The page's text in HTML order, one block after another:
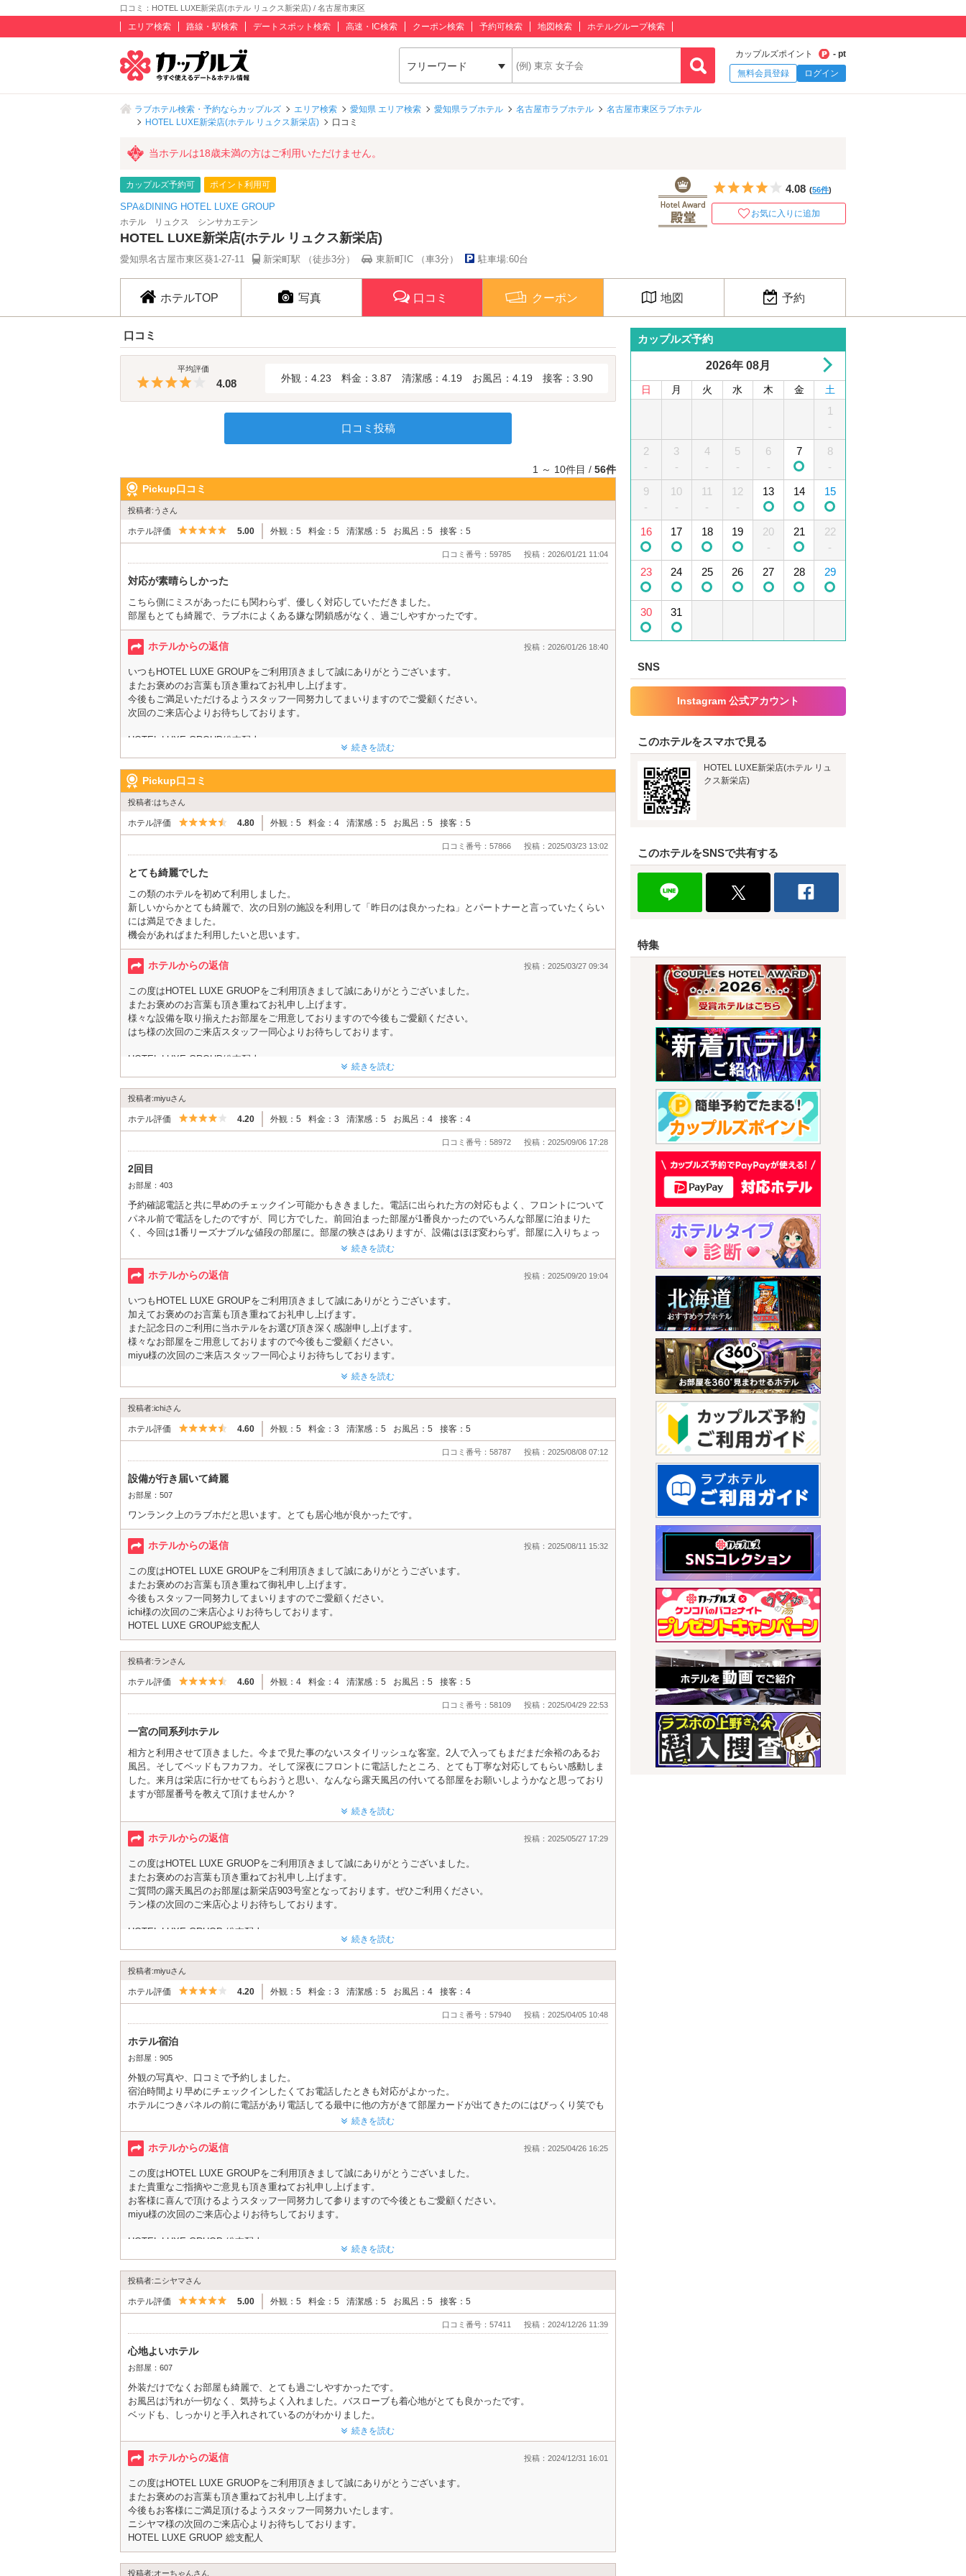
口コミ：HOTEL LUXE新栄店(ホテル リュクス新栄店) / 名古屋市東区
エリア検索 路線・駅検索 デートスポット検索 高速・IC検索 クーポン検索 予約可検索 地図検索 ホテルグループ検索
フリーワード
カップルズポイント
- pt
無料会員登録
ログイン
ラブホテル検索・予約ならカップルズ エリア検索 愛知県 エリア検索 愛知県ラブホテル 名古屋市ラブホテル
名古屋市東区ラブホテル
HOTEL LUXE新栄店(ホテル リュクス新栄店)
口コミ
当ホテルは18歳未満の方はご利用いただけません。
カップルズ予約可 ポイント利用可
SPA&DINING HOTEL LUXE GROUP
ホテル リュクス シンサカエテン
HOTEL LUXE新栄店(ホテル リュクス新栄店)
愛知県名古屋市東区葵1-27-11 新栄町駅 （徒歩3分） 東新町IC （車3分） 駐車場:60台
5つ星のうち4
4.08 (56件)
お気に入りに追加
ホテルTOP 写真 口コミ クーポン 地図 予約
口コミ
平均評価
5つ星のうち4
4.08 外観：4.23 料金：3.87 清潔感：4.19 お風呂：4.19 接客：3.90
口コミ投稿
1 ～ 10件目 / 56件
Pickup口コミ
投稿者:うさん
ホテル評価 5つ星のうち5
5.00 外観：5 料金：5 清潔感：5 お風呂：5 接客：5
口コミ番号：59785 投稿：2026/01/21 11:04
対応が素晴らしかった
こちら側にミスがあったにも関わらず、優しく対応していただきました。
部屋もとても綺麗で、ラブホによくある嫌な閉鎖感がなく、過ごしやすかったです。
ホテルからの返信 投稿：2026/01/26 18:40
いつもHOTEL LUXE GROUPをご利用頂きまして誠にありがとうございます。
またお褒めのお言葉も頂き重ねてお礼申し上げます。
今後もご満足いただけるようスタッフ一同努力してまいりますのでご愛顧ください。
次回のご来店心よりお待ちしております。
HOTEL LUXE GROUP総支配人
続きを読む
Pickup口コミ
投稿者:はちさん
ホテル評価 5つ星のうち4.5
4.80 外観：5 料金：4 清潔感：5 お風呂：5 接客：5
口コミ番号：57866 投稿：2025/03/23 13:02
とても綺麗でした
この類のホテルを初めて利用しました。
新しいからかとても綺麗で、次の日別の施設を利用して「昨日のは良かったね」とパートナーと言っていたくらい
には満足できました。
機会があればまた利用したいと思います。
ホテルからの返信 投稿：2025/03/27 09:34
この度はHOTEL LUXE GRUOPをご利用頂きまして誠にありがとうございました。
またお褒めのお言葉も頂き重ねてお礼申し上げます。
様々な設備を取り揃えたお部屋をご用意しておりますので今後もご愛顧ください。
はち様の次回のご来店スタッフ一同心よりお待ちしております。
HOTEL LUXE GROUP総支配人
続きを読む
投稿者:miyuさん
ホテル評価 5つ星のうち4
4.20 外観：5 料金：3 清潔感：5 お風呂：4 接客：4
口コミ番号：58972 投稿：2025/09/06 17:28
2回目
お部屋：403
予約確認電話と共に早めのチェックイン可能かもききました。電話に出られた方の対応もよく、フロントについて
パネル前で電話をしたのですが、同じ方でした。前回泊まった部屋が1番良かったのでいろんな部屋に泊まりた
く、今回は1番リーズナブルな値段の部屋に。部屋の狭さはありますが、設備はほぼ変わらず。部屋に入りちょっ
としたら電話がなるのですが、その音が大きくてびっくりしました。前回もびっくりしましたが。ちょうど彼氏と
400日記念日で利用出来て良かったです。次はまた違う値段の部屋に泊まりたいです。ありがとうございました。
続きを読む
ホテルからの返信 投稿：2025/09/20 19:04
いつもHOTEL LUXE GROUPをご利用頂きまして誠にありがとうございます。
加えてお褒めのお言葉も頂き重ねてお礼申し上げます。
また記念日のご利用に当ホテルをお選び頂き深く感謝申し上げます。
様々なお部屋をご用意しておりますので今後もご愛顧ください。
miyu様の次回のご来店スタッフ一同心よりお待ちしております。
続きを読む
投稿者:ichiさん
ホテル評価 5つ星のうち4.5
4.60 外観：5 料金：3 清潔感：5 お風呂：5 接客：5
口コミ番号：58787 投稿：2025/08/08 07:12
設備が行き届いて綺麗
お部屋：507
ワンランク上のラブホだと思います。とても居心地が良かったです。
ホテルからの返信 投稿：2025/08/11 15:32
この度はHOTEL LUXE GROUPをご利用頂きまして誠にありがとうございます。
またお褒めのお言葉も頂き重ねて御礼申し上げます。
今後もスタッフ一同努力してまいりますのでご愛顧ください。
ichi様の次回のご来店心よりお待ちしております。
HOTEL LUXE GROUP総支配人
投稿者:ランさん
ホテル評価 5つ星のうち4.5
4.60 外観：4 料金：4 清潔感：5 お風呂：5 接客：5
口コミ番号：58109 投稿：2025/04/29 22:53
一宮の同系列ホテル
相方と利用させて頂きました。今まで見た事のないスタイリッシュな客室。2人で入ってもまだまだ余裕のあるお
風呂。そしてベッドもフカフカ。そして深夜にフロントに電話したところ、とても丁寧な対応してもらい感動しま
した。来月は栄店に行かせてもらおうと思い、なんなら露天風呂の付いてる部屋をお願いしようかなと思っており
ますが部屋番号を教えて頂けませんか？
お掃除の方が大変そうなので、バチャバチャ遊ばないように致しますのでよろしくお願いします。
続きを読む
ホテルからの返信 投稿：2025/05/27 17:29
この度はHOTEL LUXE GRUOPをご利用頂きまして誠にありがとうございました。
またお褒めのお言葉も頂き重ねてお礼申し上げます。
ご質問の露天風呂のお部屋は新栄店903号室となっております。ぜひご利用ください。
ラン様の次回のご来店心よりお待ちしております。
HOTEL LUXE GRUOP 総支配人
続きを読む
投稿者:miyuさん
ホテル評価 5つ星のうち4
4.20 外観：5 料金：3 清潔感：5 お風呂：4 接客：4
口コミ番号：57940 投稿：2025/04/05 10:48
ホテル宿泊
お部屋：905
外観の写真や、口コミで予約しました。
宿泊時間より早めにチェックインしたくてお電話したときも対応がよかった。
ホテルにつきパネルの前に電話があり電話してる最中に他の方がきて部屋カードが出てきたのにはびっくり笑でも
また電話をくれてなんとか部屋までたどりつけました。部屋に入るとキレイでびっくり笑ただ、お風呂のお湯の出
があまり良くないのは口コミで見たのでたしかにその通り、早めにためるのが良き。ベッドの所に携帯を落とし、
とったら前の方のタオルが挟まっていました笑サウナもありましたが、今回は使用せず。ドライヤーとかリファで
最高
それ以外は特に言う事ないかと。また宿泊したいと思っています。
電話対応が親切でよかった～ありがとうございます。
続きを読む
ホテルからの返信 投稿：2025/04/26 16:25
この度はHOTEL LUXE GROUPをご利用頂きまして誠にありがとうございました。
また貴重なご指摘やご意見も頂き重ねてお礼申し上げます。
お客様に喜んで頂けるようスタッフ一同努力して参りますので今後ともご愛顧ください。
miyu様の次回のご来店心よりお待ちしております。
HOTEL LUXE GRUOP 総支配人
続きを読む
投稿者:ニシヤマさん
ホテル評価 5つ星のうち5
5.00 外観：5 料金：5 清潔感：5 お風呂：5 接客：5
口コミ番号：57411 投稿：2024/12/26 11:39
心地よいホテル
お部屋：607
外装だけでなくお部屋も綺麗で、とても過ごしやすかったです。
お風呂は汚れが一切なく、気持ちよく入れました。バスローブも着心地がとても良かったです。
ベッドも、しっかりと手入れされているのがわかりました。
続きを読む
ホテルからの返信 投稿：2024/12/31 16:01
この度はHOTEL LUXE GRUOPをご利用頂きまして誠にありがとうございます。
またお褒めのお言葉も頂き重ねてお礼申し上げます。
今後もお客様にご満足頂けるようスタッフ一同努力いたします。
ニシヤマ様の次回のご来店心よりお待ちしております。
HOTEL LUXE GRUOP 総支配人
投稿者:オーちゃんさん
カップルズ予約
2026年 08月
日 月 火 水 木 金 土
1
-
2
-
3
-
4
-
5
-
6
-
7
8
-
9
-
10
-
11
-
12
-
13 14 15
16 17 18 19
20
-
21
22
-
23
24 25 26 27 28 29
30 31
5
6 7 8 9 10 11 12
13 14 15 16 17 18 19
20
-
21
-
22 23 24 25 26
27 28 29 30
SNS
Instagram 公式アカウント
このホテルをスマホで見る
HOTEL LUXE新栄店(ホテル リュ
クス新栄店)
このホテルをSNSで共有する
特集